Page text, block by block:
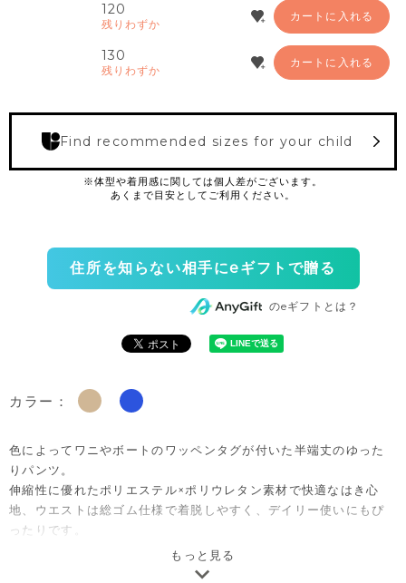
120
残りわずか
カートに入れる
130
残りわずか
カートに入れる
Find recommended sizes for your child
住所を知らない相手にeギフトで贈る
のeギフトとは？
カラー：
色によってワニやボートのワッペンタグが付いた半端丈のゆった
りパンツ。
伸縮性に優れたポリエステル×ポリウレタン素材で快適なはき心
地、ウエストは総ゴム仕様で着脱しやすく、デイリー使いにもぴ
ったりです。
ゆったりとしたシルエットで動きやすく、幅広いコーデに合わせ
やすく、ご自宅用としてはもちろん、出産祝いやベビー服ギフト
もっと見る